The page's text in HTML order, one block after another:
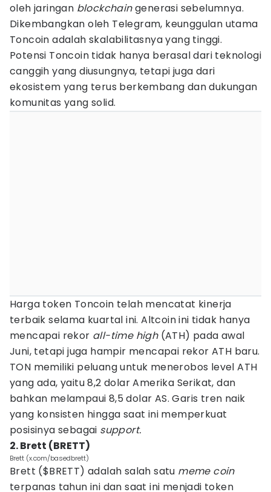
oleh jaringan blockchaingenerasi sebelumnya.
Dikembangkan oleh Telegram, keunggulan utama
Toncoin adalah skalabilitasnya yang tinggi.
Potensi Toncoin tidak hanya berasal dari teknologi
canggih yang diusungnya, tetapi juga dari
ekosistem yang terus berkembang dan dukungan
komunitas yang solid.
Harga token Toncoin telah mencatat kinerja
terbaik selama kuartal ini. Altcoin ini tidak hanya
mencapai rekor all-time high(ATH) pada awal
Juni, tetapi juga hampir mencapai rekor ATH baru.
TON memiliki peluang untuk menerobos level ATH
yang ada, yaitu 8,2 dolar Amerika Serikat, dan
bahkan melampaui 8,5 dolar AS. Garis tren naik
yang konsisten hingga saat ini memperkuat
posisinya sebagai support.
2. Brett (BRETT)
Brett (x.com/basedbrett)
Brett ($BRETT) adalah salah satu meme coin
terpanas tahun ini dan saat ini menjadi token